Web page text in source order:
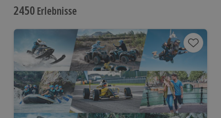
2450 Erlebnisse